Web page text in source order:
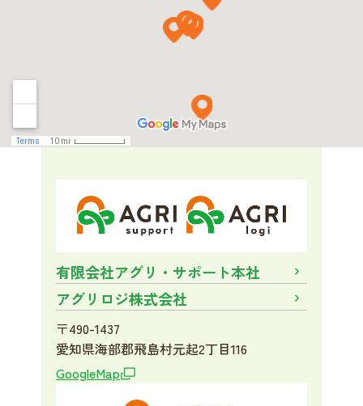
有限会社アグリ・サポート本社
アグリロジ株式会社
〒490-1437
愛知県海部郡飛島村元起2丁目116
GoogleMap